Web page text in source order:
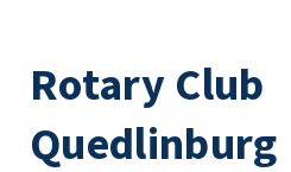
Rotary Club
Quedlinburg